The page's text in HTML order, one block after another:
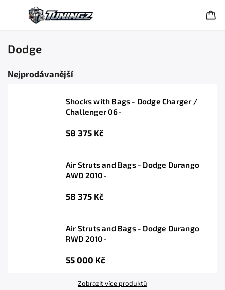
Dodge
Nejprodávanější
Shocks with Bags - Dodge Charger /
Challenger 06-
58 375 Kč
Air Struts and Bags - Dodge Durango
AWD 2010-
58 375 Kč
Air Struts and Bags - Dodge Durango
RWD 2010-
55 000 Kč
Zobrazit více produktů